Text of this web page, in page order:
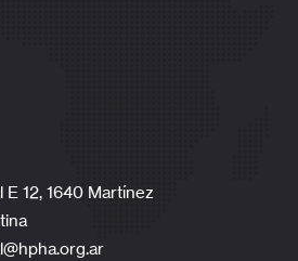
E 12, 1640 Martínez